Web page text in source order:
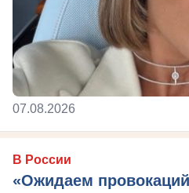
07.08.2026
В России
«Ожидаем